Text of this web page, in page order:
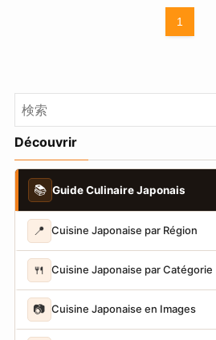
1
Découvrir
📚 Guide Culinaire Japonais
📍 Cuisine Japonaise par Région
🍴 Cuisine Japonaise par Catégorie
📷 Cuisine Japonaise en Images